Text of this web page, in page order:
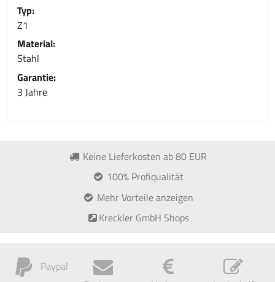
Typ:
Z1
Material:
Stahl
Garantie:
3 Jahre
Keine Lieferkosten ab 80 EUR
100% Profiqualität
Mehr Vorteile anzeigen
Kreckler GmbH Shops
Paypal